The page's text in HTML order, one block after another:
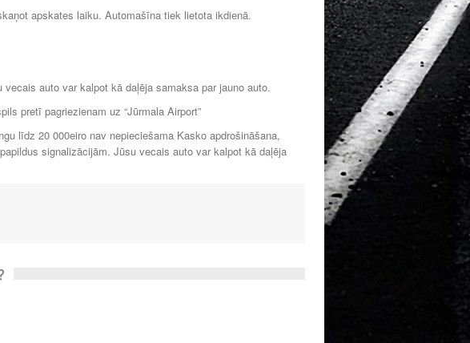
apskates laiku. Automašīna tiek lietota ikdienā.
auto var kalpot kā daļēja samaksa par jauno auto.
pretī pagriezienam uz “Jūrmala Airport”
līdz 20 000eiro nav nepieciešama Kasko apdrošināšana,
signalizācijām. Jūsu vecais auto var kalpot kā daļēja